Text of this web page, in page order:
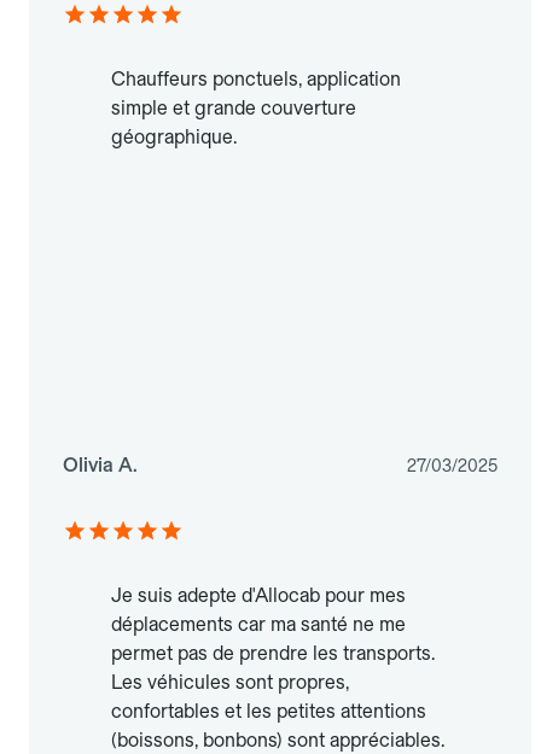
Chauffeurs ponctuels, application
simple et grande couverture
géographique.
Olivia A. 27/03/2025
Je suis adepte d'Allocab pour mes
déplacements car ma santé ne me
permet pas de prendre les transports.
Les véhicules sont propres,
confortables et les petites attentions
(boissons, bonbons) sont appréciables.